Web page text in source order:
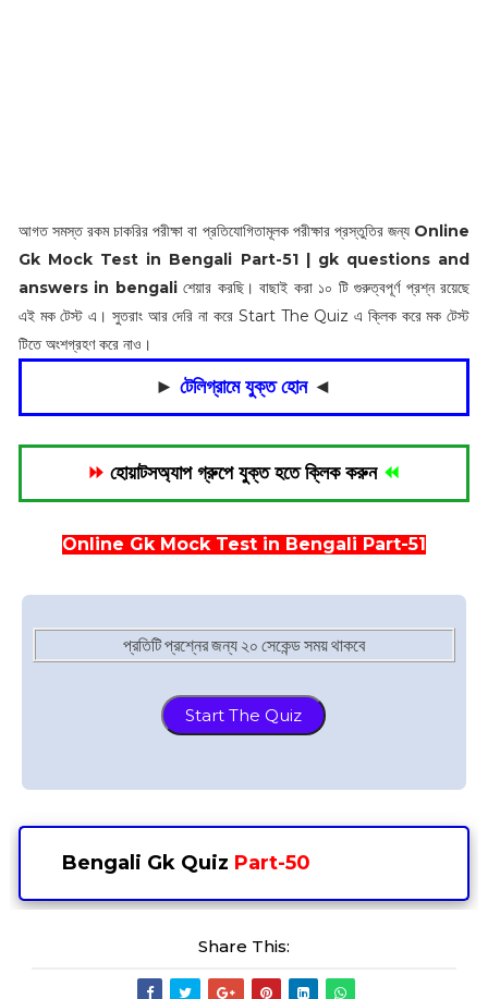
আগত সমস্ত রকম চাকরির পরীক্ষা বা প্রতিযোগিতামূলক পরীক্ষার প্রস্তুতির জন্য Online
Gk Mock Test in Bengali Part-51 | gk questions and
answers in bengaliশেয়ার করছি। বাছাই করা ১০ টি গুরুত্বপূর্ণ প্রশ্ন রয়েছে
এই মক টেস্ট এ। সুতরাং আর দেরি না করে Start The Quiz এ ক্লিক করে মক টেস্ট
টিতে অংশগ্রহণ করে নাও।
►টেলিগ্রামে যুক্ত হোন◄
⏩হোয়াটসঅ্যাপ গ্রুপে যুক্ত হতে ক্লিক করুন ⏪
Online Gk Mock Test in Bengali Part-51
প্রতিটি প্রশ্নের জন্য ২০ সেকেন্ড সময় থাকবে
Start The Quiz
Bengali Gk Quiz Part-50
Share This: